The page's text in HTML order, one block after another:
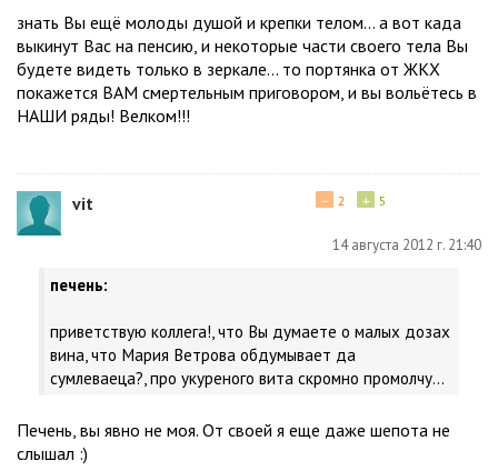
знать Вы ещё молоды душой и крепки телом... а вот када
выкинут Вас на пенсию, и некоторые части своего тела Вы
будете видеть только в зеркале... то портянка от ЖКХ
покажется ВАМ смертельным приговором, и вы вольётесь в
НАШИ ряды! Велком!!!
vit + 5
− 2
14 августа 2012 г. 21:40
печень:
приветствую коллега!, что Вы думаете о малых дозах
вина, что Мария Ветрова обдумывает да
сумлеваеца?, про укуреного вита скромно промолчу...
Печень, вы явно не моя. От своей я еще даже шепота не
слышал :)